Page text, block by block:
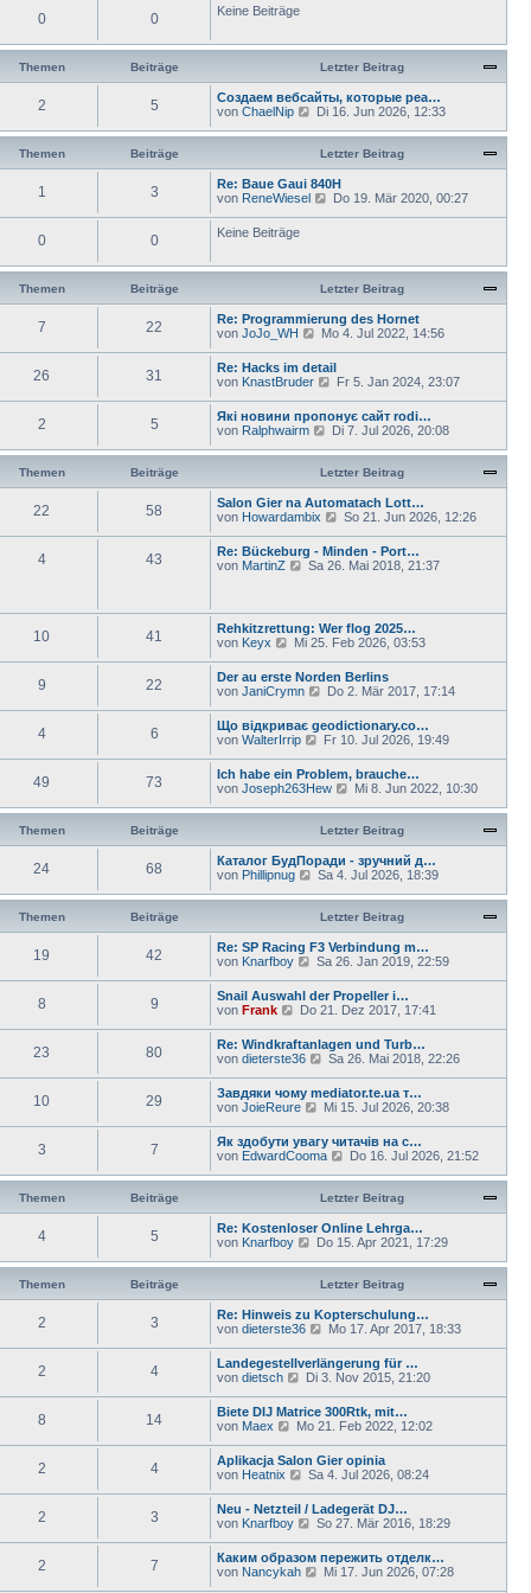
e
i
t
r
a
0 0 Keine Beiträge
Themen Beiträge Letzter Beitrag
2 5
Создаем вебсайты, которые реа…
von ChaelNip
N
u
s
t
e
t
g
Di 16. Jun 2026, 12:33
Themen Beiträge Letzter Beitrag
1 3
Re: Baue Gaui 840H
von ReneWiesel
N
t
r
e
i
t
r
a
Do 19. Mär 2020, 00:27
0 0 Keine Beiträge
Themen Beiträge Letzter Beitrag
7 22
Re: Programmierung des Hornet
von JoJo_WH
N
e
s
t
e
r
e
t
r
a
Mo 4. Jul 2022, 14:56
26 31
Re: Hacks im detail
von KnastBruder
N
e
s
t
r
e
i
t
r
a
Fr 5. Jan 2024, 23:07
2 5
Які новини пропонує сайт rodi…
von Ralphwairm
N
u
e
s
t
e
e
i
a
g
Di 7. Jul 2026, 20:08
Themen Beiträge Letzter Beitrag
22 58
Salon Gier na Automatach Lott…
von Howardambix
N
e
s
r
B
e
t
r
a
g
So 21. Jun 2026, 12:26
4 43
Re: Bückeburg - Minden - Port…
von MartinZ
N
t
e
r
B
e
t
r
a
g
Sa 26. Mai 2018, 21:37
10 41
Rehkitzrettung: Wer flog 2025…
von Keyx
N
u
e
s
t
e
r
e
i
t
r
Mi 25. Feb 2026, 03:53
9 22
Der au erste Norden Berlins
von JaniCrymn
N
e
s
t
e
r
e
i
t
r
a
Do 2. Mär 2017, 17:14
4 6
Що відкриває geodictionary.co…
von WalterIrrip
N
u
e
s
t
e
r
e
i
t
a
g
Fr 10. Jul 2026, 19:49
49 73
Ich habe ein Problem, brauche…
von Joseph263Hew
N
u
e
s
t
e
B
e
i
t
r
g
Mi 8. Jun 2022, 10:30
Themen Beiträge Letzter Beitrag
24 68
Каталог БудПоради - зручний д…
von Phillipnug
N
u
s
t
e
e
i
t
r
a
Sa 4. Jul 2026, 18:39
Themen Beiträge Letzter Beitrag
19 42
Re: SP Racing F3 Verbindung m…
von Knarfboy
N
u
e
s
t
e
r
e
i
t
r
a
g
Sa 26. Jan 2019, 22:59
8 9
Snail Auswahl der Propeller i…
von Frank
N
u
e
s
t
e
r
e
i
t
r
Do 21. Dez 2017, 17:41
23 80
Re: Windkraftanlagen und Turb…
von dieterste36
N
e
s
t
e
r
e
i
t
r
a
Sa 26. Mai 2018, 22:26
10 29
Завдяки чому mediator.te.ua т…
von JoieReure
N
e
s
t
e
r
e
i
t
a
g
Mi 15. Jul 2026, 20:38
3 7
Як здобути увагу читачів на с…
von EdwardCooma
N
u
e
s
t
e
B
e
i
t
r
g
Do 16. Jul 2026, 21:52
Themen Beiträge Letzter Beitrag
4 5
Re: Kostenloser Online Lehrga…
von Knarfboy
N
u
s
t
e
e
i
t
r
a
Do 15. Apr 2021, 17:29
Themen Beiträge Letzter Beitrag
2 3
Re: Hinweis zu Kopterschulung…
von dieterste36
N
u
e
s
t
e
r
e
i
t
r
a
g
Mo 17. Apr 2017, 18:33
2 4
Landegestellverlängerung für …
von dietsch
N
u
e
s
t
e
r
e
i
t
r
a
g
Di 3. Nov 2015, 21:20
8 14
Biete DIJ Matrice 300Rtk, mit…
von Maex
N
u
e
s
t
e
r
e
i
t
Mo 21. Feb 2022, 12:02
2 4
Aplikacja Salon Gier opinia
von Heatnix
N
u
e
s
t
e
r
Sa 4. Jul 2026, 08:24
2 3
Neu - Netzteil / Ladegerät DJ…
von Knarfboy
N
e
s
So 27. Mär 2016, 18:29
2 7
Каким образом пережить отделк…
von Nancykah
NMi 17. Jun 2026, 07:28